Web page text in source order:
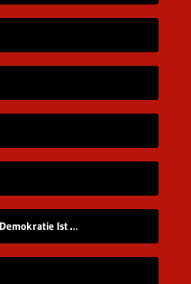
Sebastian Krumbiegel – Die Demokratie Ist Weiblich